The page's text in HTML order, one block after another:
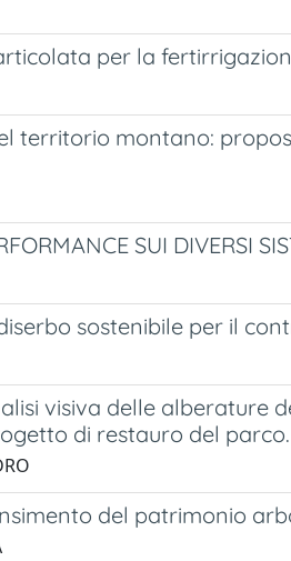
per la
territorio montano:
SUI DIVERSI
sostenibile per il
visiva delle alberature
di restauro del parco.
del patrimonio